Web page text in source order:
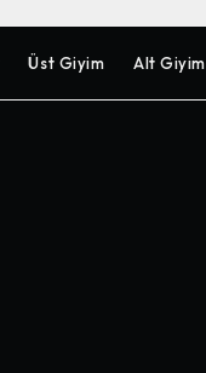
Üst Giyim Alt Giyim